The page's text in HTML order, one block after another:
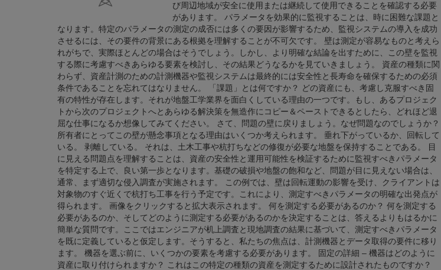
び周辺地域が安全に使用または継続して使用できることを確認する必要
があります。 パラメータを効果的に監視することは、時に困難な課題と
なります。特定のパラメータの測定の成否には多くの要因が影響するため、監視システムの導入を成功
させるには、その要件の背景にある根拠を理解することが不可欠です。 壁は測定が容易なものと考えら
れがちで、実際ほとんどの場合はそうでしょう。しかし、より明確な結論を出すために、この壁を監視
する際に考慮すべきあらゆる要素を検討し、その結果どうなるかを見ていきましょう。 資産の種類に関
わらず、資産計測のための計測機器や監視システムは最終的には安全性と長寿命を確保するための必須
条件であることを忘れてはなりません。 「課題」とは何ですか？ どの資産にも、考慮し克服すべき固
有の特性が存在します。それが地盤工学業界を面白くしている理由の一つです。もし、あるプロジェク
トから次のプロジェクトへとあらゆる解決策を無造作にコピー＆ペーストできるとしたら、どれほど退
屈な仕事になるか想像してみてください。 さて、問題の壁に戻りましょう。なぜ問題なのでしょうか？
所有者にとってこの壁が懸念事項となる理由はいくつか考えられます。 垂れ下がっているか、回転して
いる。 剥離している。 それは、土木工事や杭打ちなどの修復が必要な地盤を保持することである。 目
に見える問題点を理解することは、資産の安全性と運用可能性を検証するために監視すべきパラメータ
を特定する上で、良い第一歩となります。基礎の破損や地盤の飽和など、問題が目に見えない場合は、
通常、まず適切な侵入調査が実施されます。 この例では、壁は回転運動の影響を受け、クライアントは
対象物のすぐ近くで杭打ち工事を行う予定です。これにより、測定すべきパラメータの明確な出発点が
得られます。 画像をクリックすると拡大表示されます。 何を測定する必要があるのか​​？ 何を測定する
必要があるのか​​、そしてどのように測定する必要があるのか​​を決定することは、答えるよりもはるかに
簡単な質問です。ここではエンジニアが机上調査と現地調査の結果に基づいて、測定すべきパラメータ
を既に定義していると仮定します。そうすると、私たちの焦点は、計測機器とデータ取得の要件に移り
ます。 機器を選ぶ前に、いくつかの要素を考慮する必要があります。 固定の詳細 – 機器はどのように
資産に取り付けられますか？ これはこの特定の種類の資産を測定するために設計されたものですか？